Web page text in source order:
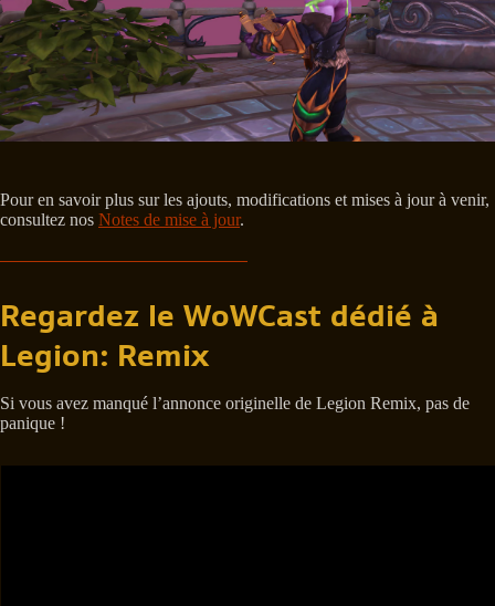
Pour en savoir plus sur les ajouts, modifications et mises à jour à venir,
consultez nos Notes de mise à jour.
Regardez le WoWCast dédié à
Legion: Remix
Si vous avez manqué l’annonce originelle de Legion Remix, pas de
panique !